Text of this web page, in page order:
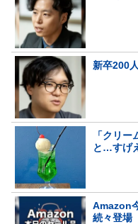
新卒200
「クリ
と…すげ
Amazon
続々登場